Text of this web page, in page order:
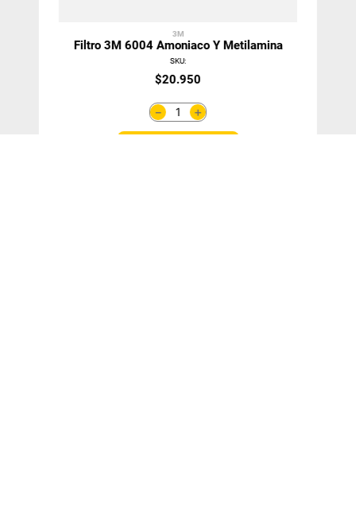
3M
Filtro 3M 6004 Amoniaco Y Metilamina
SKU:
$20.950
＋
－